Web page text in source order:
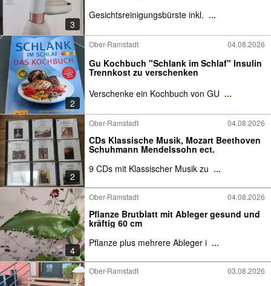
3
Gesichtsreinigungsbürste inkl. ...
2
Ober-Ramstadt 04.08.2026
Gu Kochbuch "Schlank im Schlaf" Insulin
Trennkost zu verschenken
Verschenke ein Kochbuch von GU ...
2
Ober-Ramstadt 04.08.2026
CDs Klassische Musik, Mozart Beethoven
Schuhmann Mendelssohn ect.
9 CDs mit Klassischer Musik zu ...
4
Ober-Ramstadt 04.08.2026
Pflanze Brutblatt mit Ableger gesund und
kräftig 60 cm
Pflanze plus mehrere Ableger i ...
Ober-Ramstadt 03.08.2026